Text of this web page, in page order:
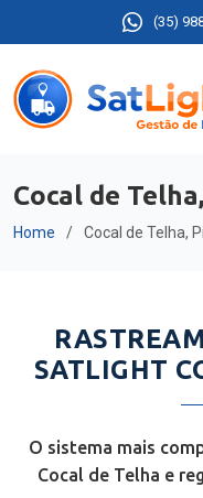
(35)
Cocal de
Home Cocal de Telha,
SATLIGHT
O sistema mais
Cocal de Telha e